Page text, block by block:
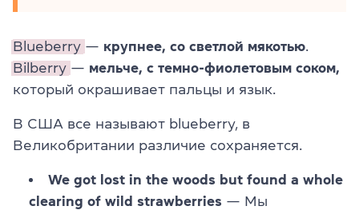
Blueberry — крупнее, со светлой мякотью.
Bilberry — мельче, с темно-фиолетовым соком,
который окрашивает пальцы и язык.
В США все называют blueberry, в
Великобритании различие сохраняется.
We got lost in the woods but found a whole
clearing of wild strawberries — Мы